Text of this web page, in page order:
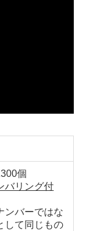
個
バリング付
ンバーではな
して同じもの